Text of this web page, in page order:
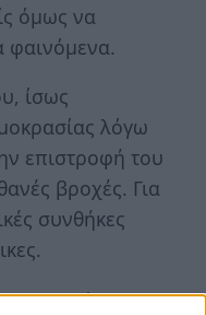
όμως να
φαινόμενα.
ίσως
λόγω
επιστροφή του
βροχές. Για
συνθήκες
Google News και